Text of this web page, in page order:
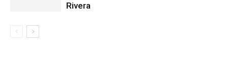
Rivera